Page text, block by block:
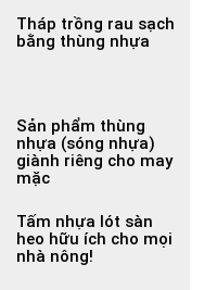
Tháp trồng rau sạch
bằng thùng nhựa
Sản phẩm thùng
nhựa (sóng nhựa)
giành riêng cho may
mặc
Tấm nhựa lót sàn
heo hữu ích cho mọi
nhà nông!